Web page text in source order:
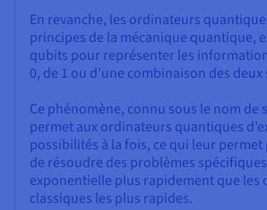
En revanche, les ordinateurs
principes de la mécanique quantique,
qubits pour représenter les
0, de 1 ou d’une combinaison des
Ce phénomène, connu sous le nom
permet aux ordinateurs quantiques
possibilités à la fois, ce qui leur
de résoudre des problèmes
exponentielle plus rapidement que les
classiques les plus rapides.